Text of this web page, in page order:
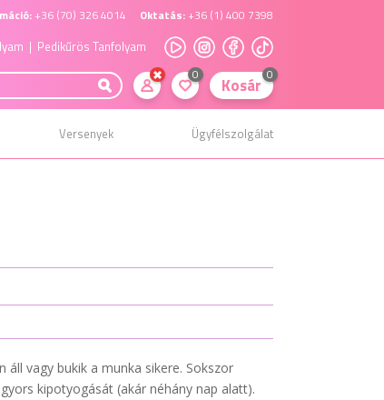
+36 (70) 326 4014 Oktatás: +36 (1) 400 7398
| Pedikűrös Tanfolyam
0 Kosár 0
Versenyek Ügyfélszolgálat
áll vagy bukik a munka sikere. Sokszor
kipotyogását (akár néhány nap alatt).